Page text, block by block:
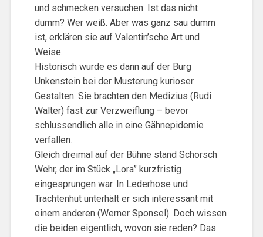
und schmecken versuchen. Ist das nicht
dumm? Wer weiß. Aber was ganz sau dumm
ist, erklären sie auf Valentin’sche Art und
Weise.
Historisch wurde es dann auf der Burg
Unkenstein bei der Musterung kurioser
Gestalten. Sie brachten den Medizius (Rudi
Walter) fast zur Verzweiflung – bevor
schlussendlich alle in eine Gähnepidemie
verfallen.
Gleich dreimal auf der Bühne stand Schorsch
Wehr, der im Stück „Lora” kurzfristig
eingesprungen war. In Lederhose und
Trachtenhut unterhält er sich interessant mit
einem anderen (Werner Sponsel). Doch wissen
die beiden eigentlich, wovon sie reden? Das